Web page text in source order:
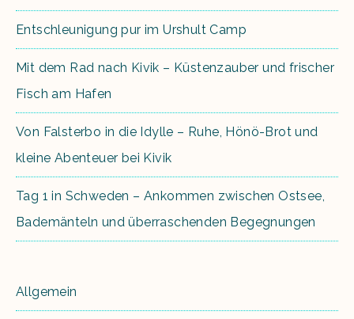
Entschleunigung pur im Urshult Camp
Mit dem Rad nach Kivik – Küstenzauber und frischer
Fisch am Hafen
Von Falsterbo in die Idylle – Ruhe, Hönö-Brot und
kleine Abenteuer bei Kivik
Tag 1 in Schweden – Ankommen zwischen Ostsee,
Bademänteln und überraschenden Begegnungen
Allgemein